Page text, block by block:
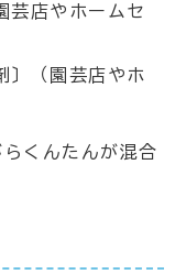
芸店やホームセ
〕（園芸店やホ
くんたんが混合